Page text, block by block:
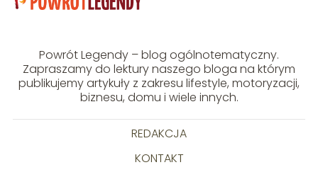
Powrót Legendy – blog ogólnotematyczny.
Zapraszamy do lektury naszego bloga na którym
publikujemy artykuły z zakresu lifestyle, motoryzacji,
biznesu, domu i wiele innych.
REDAKCJA
KONTAKT